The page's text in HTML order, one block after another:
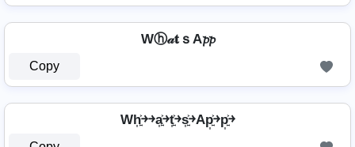
Wⓗ𝒶𝐭ｓA𝓹𝓹
Copy
Wh͎͍͐￫￫a͎͍͐￫t͎͍͐￫s͎͍͐￫Ap͎͍͐￫p͎͍͐￫